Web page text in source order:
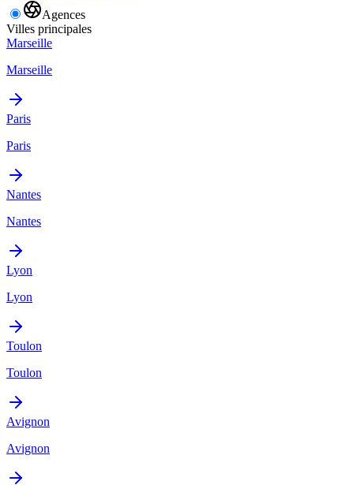
Agences
Villes principales
Marseille
Marseille
Paris
Paris
Nantes
Nantes
Lyon
Lyon
Toulon
Toulon
Avignon
Avignon